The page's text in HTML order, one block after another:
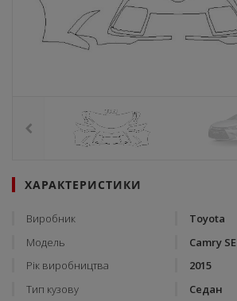
ХАРАКТЕРИСТИКИ
Виробник
Toyota
Модель
Camry SE
Рік виробництва
2015
Тип кузову
Седан